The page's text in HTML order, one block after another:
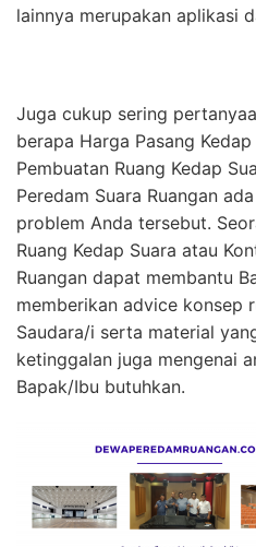
lainnya merupakan aplikasi
Juga cukup sering
berapa Harga Pasang
Pembuatan Ruang Kedap
Peredam Suara Ruangan
problem Anda tersebut.
Ruang Kedap Suara atau
Ruangan dapat membantu
memberikan advice konsep
Saudara/i serta material
ketinggalan juga mengenai
Bapak/Ibu butuhkan.